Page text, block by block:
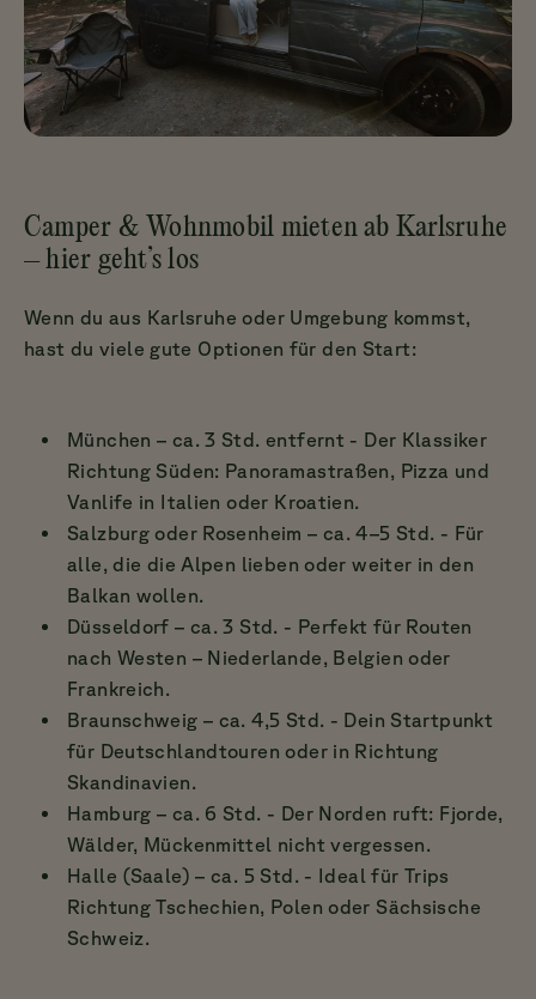
Camper & Wohnmobil mieten ab Karlsruhe
– hier geht’s los
Wenn du aus Karlsruhe oder Umgebung kommst,
hast du viele gute Optionen für den Start:
München – ca. 3 Std. entfernt - Der Klassiker
Richtung Süden: Panoramastraßen, Pizza und
Vanlife in Italien oder Kroatien.
Salzburg oder Rosenheim – ca. 4–5 Std. - Für
alle, die die Alpen lieben oder weiter in den
Balkan wollen.
Düsseldorf – ca. 3 Std. - Perfekt für Routen
nach Westen – Niederlande, Belgien oder
Frankreich.
Braunschweig – ca. 4,5 Std. - Dein Startpunkt
für Deutschlandtouren oder in Richtung
Skandinavien.
Hamburg – ca. 6 Std. - Der Norden ruft: Fjorde,
Wälder, Mückenmittel nicht vergessen.
Halle (Saale) – ca. 5 Std. - Ideal für Trips
Richtung Tschechien, Polen oder Sächsische
Schweiz.